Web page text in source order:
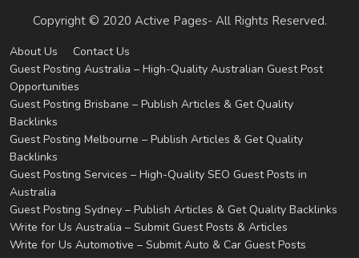
Copyright © 2020 Active Pages- All Rights Reserved.
About Us
Contact Us
Guest Posting Australia – High-Quality Australian Guest Post
Opportunities
Guest Posting Brisbane – Publish Articles & Get Quality
Backlinks
Guest Posting Melbourne – Publish Articles & Get Quality
Backlinks
Guest Posting Services – High-Quality SEO Guest Posts in
Australia
Guest Posting Sydney – Publish Articles & Get Quality Backlinks
Write for Us Australia – Submit Guest Posts & Articles
Write for Us Automotive – Submit Auto & Car Guest Posts